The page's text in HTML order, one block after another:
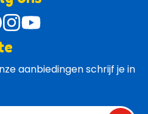
aanbiedingen schrijf je in